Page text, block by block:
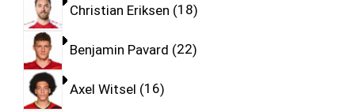
Christian Eriksen 18
Benjamin Pavard 22
Axel Witsel 16